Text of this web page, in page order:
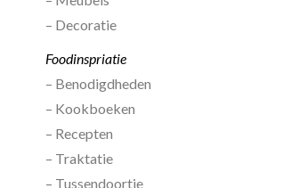
– Decoratie
Foodinspriatie
– Benodigdheden
– Kookboeken
– Recepten
– Traktatie
– Tussendoortje